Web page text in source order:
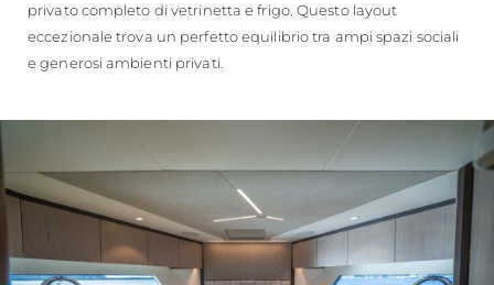
privato completo di vetrinetta e frigo. Questo layout
eccezionale trova un perfetto equilibrio tra ampi spazi sociali
e generosi ambienti privati.